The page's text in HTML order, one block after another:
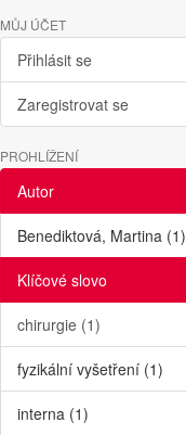
MŮJ ÚČET
Přihlásit se
Zaregistrovat se
PROHLÍŽENÍ
Autor
Benediktová, Martina (1)
Klíčové slovo
chirurgie (1)
fyzikální vyšetření (1)
interna (1)